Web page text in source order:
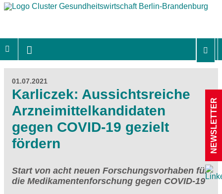
01.07.2021
Karliczek: Aussichtsreiche
Arzneimittelkandidaten
gegen COVID-19 gezielt
fördern
Start von acht neuen Forschungsvorhaben für
die Medikamentenforschung gegen COVID-19
NEWSLETTER